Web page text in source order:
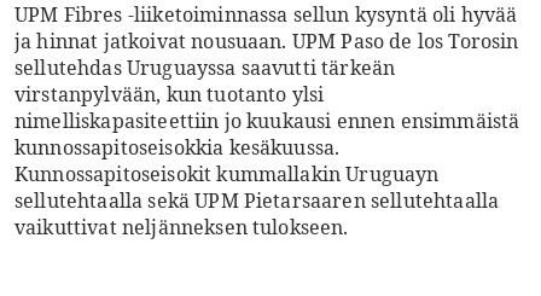
UPM Fibres -liiketoiminnassa sellun kysyntä oli hyvää
ja hinnat jatkoivat nousuaan. UPM Paso de los Torosin
sellutehdas Uruguayssa saavutti tärkeän
virstanpylvään, kun tuotanto ylsi
nimelliskapasiteettiin jo kuukausi ennen ensimmäistä
kunnossapitoseisokkia kesäkuussa.
Kunnossapitoseisokit kummallakin Uruguayn
sellutehtaalla sekä UPM Pietarsaaren sellutehtaalla
vaikuttivat neljänneksen tulokseen.